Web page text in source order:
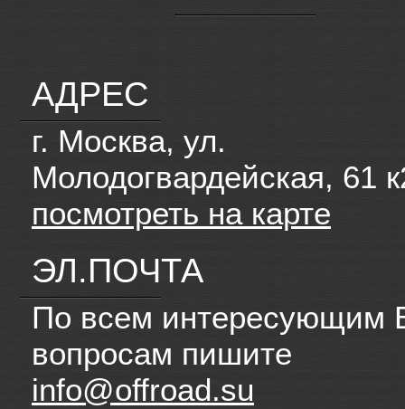
АДРЕС
г. Москва, ул.
Молодогвардейская, 61
посмотреть на карте
ЭЛ.ПОЧТА
По всем интересующим
вопросам пишите
info@offroad.su